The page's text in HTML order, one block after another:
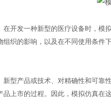
开发一种新型的医疗设备时，
织的影响，以及在不同使用条
型产品或技术、对精确性和可
上市的过程。因此，模拟仿真在